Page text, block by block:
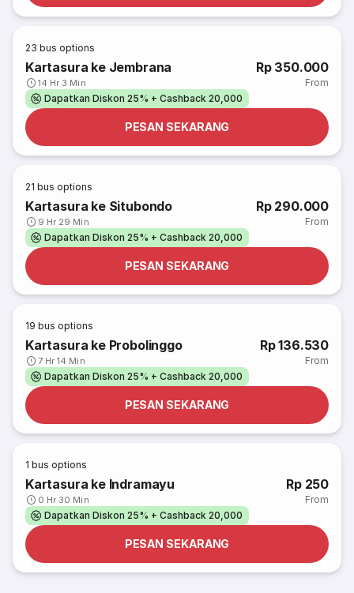
23 bus options
Kartasura ke Jembrana
14 Hr 3 Min
Rp 350.000
From
Dapatkan Diskon 25% + Cashback 20,000
PESAN SEKARANG
21 bus options
Kartasura ke Situbondo
9 Hr 29 Min
Rp 290.000
From
Dapatkan Diskon 25% + Cashback 20,000
PESAN SEKARANG
19 bus options
Kartasura ke Probolinggo
7 Hr 14 Min
Rp 136.530
From
Dapatkan Diskon 25% + Cashback 20,000
PESAN SEKARANG
1 bus options
Kartasura ke Indramayu
0 Hr 30 Min
Rp 250
From
Dapatkan Diskon 25% + Cashback 20,000
PESAN SEKARANG